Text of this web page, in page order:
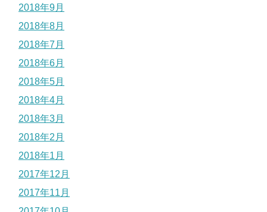
2018年9月
2018年8月
2018年7月
2018年6月
2018年5月
2018年4月
2018年3月
2018年2月
2018年1月
2017年12月
2017年11月